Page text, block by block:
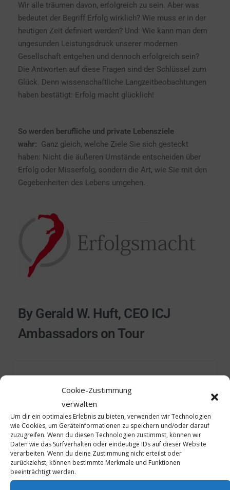
Cookie-Zustimmung
verwalten
Um dir ein optimales Erlebnis zu bieten, verwenden wir Technologien
wie Cookies, um Geräteinformationen zu speichern und/oder darauf
zuzugreifen. Wenn du diesen Technologien zustimmst, können wir
Daten wie das Surfverhalten oder eindeutige IDs auf dieser Website
verarbeiten. Wenn du deine Zustimmung nicht erteilst oder
zurückziehst, können bestimmte Merkmale und Funktionen
beeinträchtigt werden.
Wir alle träumen davon, erfolgreich zu sein. Aber was
bedeutet der Begriff Erfolg wirklich? Wie muss er in der
heutigen Zeit definiert werden? Und: Wie kann man dem
ungesunden Leistungsdruck unserer modernen
Gesellschaft entgehen und dennoch erfolgreich sein?
Die Antworten auf diese Fragen sind der Schlüssel zum
Glück. Denn wissenschaftliche Langzeitbeobachtungen
haben bestätigt: Erfolg macht glücklich!
So werden berufliche und private Lebensziele
wahr: Ganz gleich, welche Ziele Sie sich gesteckt
haben: Nicht die äußeren Umstände entscheiden über
Erfolg oder Misserfolg, sondern die Art, wie Sie mit den
Gegebenheiten des Lebens umgehen.
By Gerald W. Huft, CEO ICJ
Ambassadors on Tour
Gerald Huft
MEHR
By GERALD HUFT